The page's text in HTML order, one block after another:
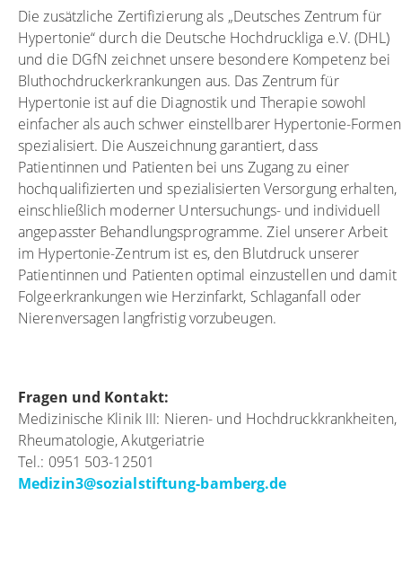
Die zusätzliche Zertifizierung als „Deutsches Zentrum für
Hypertonie“ durch die Deutsche Hochdruckliga e.V. (DHL)
und die DGfN zeichnet unsere besondere Kompetenz bei
Bluthochdruckerkrankungen aus. Das Zentrum für
Hypertonie ist auf die Diagnostik und Therapie sowohl
einfacher als auch schwer einstellbarer Hypertonie-Formen
spezialisiert. Die Auszeichnung garantiert, dass
Patientinnen und Patienten bei uns Zugang zu einer
hochqualifizierten und spezialisierten Versorgung erhalten,
einschließlich moderner Untersuchungs- und individuell
angepasster Behandlungsprogramme. Ziel unserer Arbeit
im Hypertonie-Zentrum ist es, den Blutdruck unserer
Patientinnen und Patienten optimal einzustellen und damit
Folgeerkrankungen wie Herzinfarkt, Schlaganfall oder
Nierenversagen langfristig vorzubeugen.
Fragen und Kontakt:
Medizinische Klinik III: Nieren- und Hochdruckkrankheiten,
Rheumatologie, Akutgeriatrie
Tel.: 0951 503-12501
Medizin3@sozialstiftung-bamberg.de